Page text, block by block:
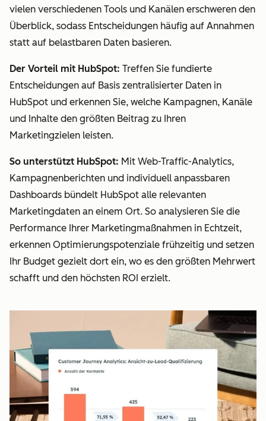
vielen verschiedenen Tools und Kanälen erschweren den
Überblick, sodass Entscheidungen häufig auf Annahmen
statt auf belastbaren Daten basieren.
Der Vorteil mit HubSpot: Treffen Sie fundierte
Entscheidungen auf Basis zentralisierter Daten in
HubSpot und erkennen Sie, welche Kampagnen, Kanäle
und Inhalte den größten Beitrag zu Ihren
Marketingzielen leisten.
So unterstützt HubSpot: Mit Web-Traffic-Analytics,
Kampagnenberichten und individuell anpassbaren
Dashboards bündelt HubSpot alle relevanten
Marketingdaten an einem Ort. So analysieren Sie die
Performance Ihrer Marketingmaßnahmen in Echtzeit,
erkennen Optimierungspotenziale frühzeitig und setzen
Ihr Budget gezielt dort ein, wo es den größten Mehrwert
schafft und den höchsten ROI erzielt.